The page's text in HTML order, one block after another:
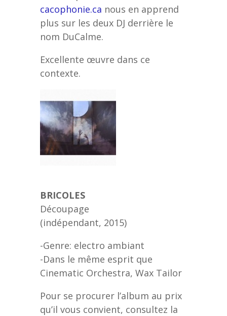
cacophonie.ca nous en apprend
plus sur les deux DJ derrière le
nom DuCalme.
Excellente œuvre dans ce
contexte.
BRICOLES
Découpage
(indépendant, 2015)
-Genre: electro ambiant
-Dans le même esprit que
Cinematic Orchestra, Wax Tailor
Pour se procurer l’album au prix
qu’il vous convient, consultez la